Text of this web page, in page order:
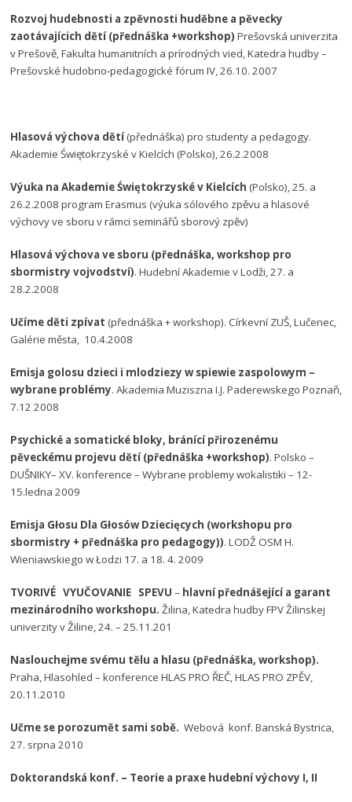
Rozvoj hudebnosti a zpěvnosti huděbne a pěvecky
zaotávajícich dětí (přednáška +workshop) Prešovská univerzita
v Prešově, Fakulta humanitních a prírodných vied, Katedra hudby –
Prešovské hudobno-pedagogické fórum IV, 26.10. 2007
Hlasová výchova dětí(přednáška) pro studenty a pedagogy.
Akademie Świętokrzyské v Kielcích (Polsko), 26.2.2008
Výuka na Akademie Świętokrzyské v Kielcích (Polsko), 25. a
26.2.2008 program Erasmus (výuka sólového zpěvu a hlasové
výchovy ve sboru v rámci seminářů sborový zpěv)
Hlasová výchova ve sboru (přednáška, workshop pro
sbormistry vojvodství). Hudební Akademie v Lodži, 27. a
28.2.2008
Učíme děti zpívat (přednáška + workshop). Církevní ZUŠ, Lučenec,
Galérie města, 10.4.2008
Emisja golosu dzieci i mlodziezy w spiewie zaspolowym –
wybrane problémy. Akademia Muziszna I.J. Paderewskego Poznaň,
7.12 2008
Psychické a somatické bloky, bránící přirozenému
pěveckému projevu dětí (přednáška +workshop). Polsko –
DUŠNIKY– XV. konference – Wybrane problemy wokalistiki – 12-
15.ledna 2009
Emisja Głosu Dla Głosów Dziecięcych (workshopu pro
sbormistry + přednáška pro pedagogy)). LODŽ OSM H.
Wieniawskiego w Łodzi 17. a 18. 4. 2009
TVORIVÉ VYUČOVANIE SPEVU – hlavní přednášející a garant
mezinárodního workshopu. Žilina, Katedra hudby FPV Žilinskej
univerzity v Žiline, 24. – 25.11.201
Naslouchejme svému tělu a hlasu (přednáška, workshop).
Praha, Hlasohled – konference HLAS PRO ŘEČ, HLAS PRO ZPĚV,
20.11.2010
Učme se porozumět sami sobě. Webová konf. Banská Bystrica,
27. srpna 2010
Doktorandská konf. – Teorie a praxe hudební výchovy I, II